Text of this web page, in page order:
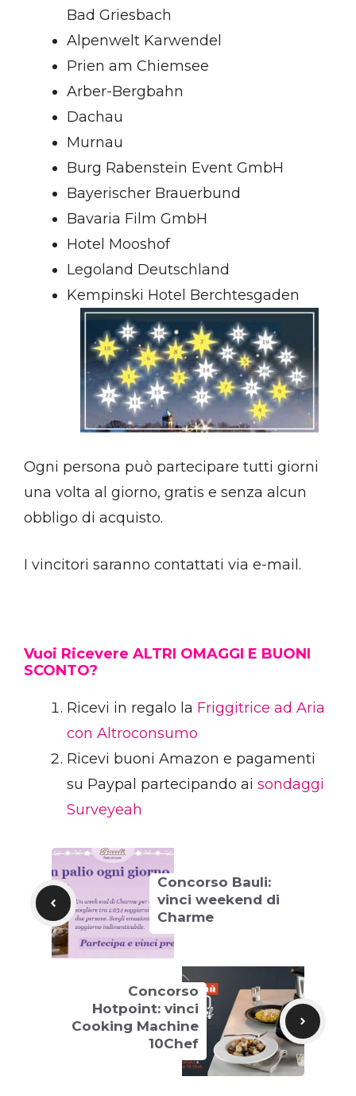
Bad Griesbach
Alpenwelt Karwendel
Prien am Chiemsee
Arber-Bergbahn
Dachau
Murnau
Burg Rabenstein Event GmbH
Bayerischer Brauerbund
Bavaria Film GmbH
Hotel Mooshof
Legoland Deutschland
Kempinski Hotel Berchtesgaden
Ogni persona può partecipare tutti giorni
una volta al giorno, gratis e senza alcun
obbligo di acquisto.
I vincitori saranno contattati via e-mail.
Vuoi Ricevere ALTRI OMAGGI E BUONI
SCONTO?
Ricevi in regalo la Friggitrice ad Aria
con Altroconsumo
Ricevi buoni Amazon e pagamenti
su Paypal partecipando ai sondaggi
Surveyeah
Concorso Bauli:
vinci weekend di
Charme
Concorso
Hotpoint: vinci
Cooking Machine
10Chef